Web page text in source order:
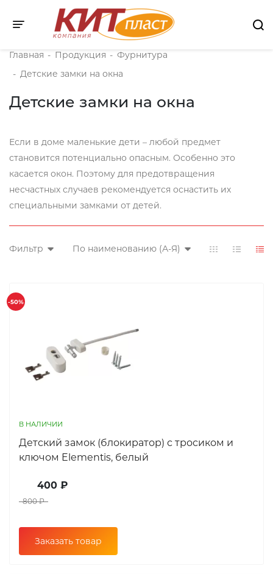
Toggle navigation
Главная - Продукция - Фурнитура
- Детские замки на окна
Детские замки на окна
Если в доме маленькие дети – любой предмет
становится потенциально опасным. Особенно это
касается окон. Поэтому для предотвращения
несчастных случаев рекомендуется оснастить их
специальными замками от детей.
Фильтр По наименованию (А-Я)
-50%
В НАЛИЧИИ
Детский замок (блокиратор) с тросиком и
ключом Elementis, белый
400 ₽
800 ₽
Заказать товар